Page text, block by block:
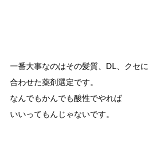
一番大事なのはその髪質、DL、クセに
合わせた薬剤選定です。
なんでもかんでも酸性でやれば
いいってもんじゃないです。